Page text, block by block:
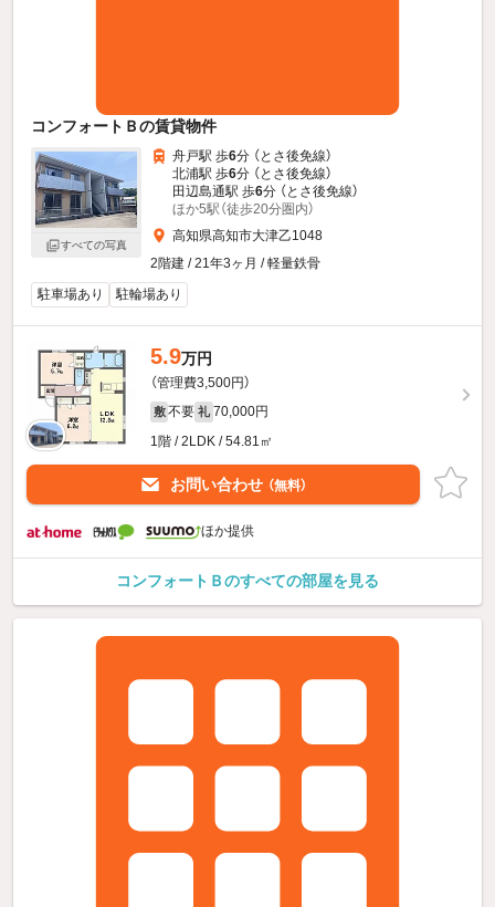
コンフォートＢの賃貸物件
すべての写真
舟戸駅 歩6分 （とさ後免線）
北浦駅 歩6分 （とさ後免線）
田辺島通駅 歩6分 （とさ後免線）
ほか5駅（徒歩20分圏内）
高知県高知市大津乙1048
2階建 / 21年3ヶ月 / 軽量鉄骨
駐車場あり
駐輪場あり
5.9万円
（管理費3,500円）
敷 不要 礼 70,000円
1階 / 2LDK / 54.81㎡
お問い合わせ （無料）
ほか提供
コンフォートＢのすべての部屋を見る